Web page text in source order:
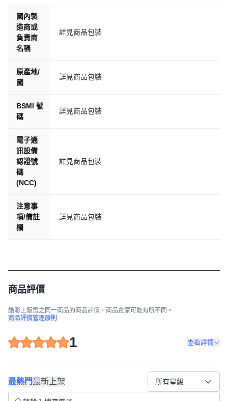
品後，【請先車充線接上汽車點煙孔】，並確認全部配件都
正常再請車行安裝喔~
國內製
造商或
負責商
名稱
詳見商品包裝
原產地/
國
詳見商品包裝
BSMI 號
碼
詳見商品包裝
電子通
訊設備
認證號
碼
(NCC)
詳見商品包裝
注意事
項/備註
欄
詳見商品包裝
商品評價
酷澎上販售之同一商品的商品評價，商品賣家可能有所不同。
商品評價管理原則
1 查看詳情
最熱門最新上架 所有星級